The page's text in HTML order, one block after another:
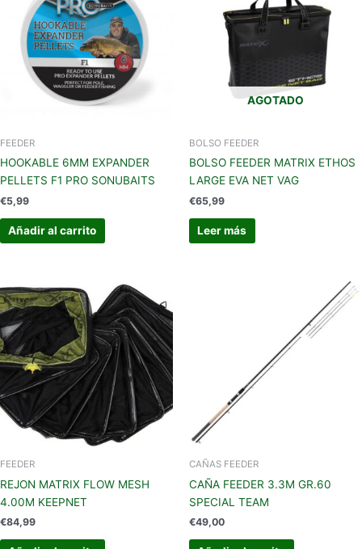
FEEDER
HOOKABLE 6MM EXPANDER
PELLETS F1 PRO SONUBAITS
€5,99
Añadir al carrito
AGOTADO
BOLSO FEEDER
BOLSO FEEDER MATRIX ETHOS
LARGE EVA NET VAG
€65,99
Leer más
FEEDER
REJON MATRIX FLOW MESH
4.00M KEEPNET
€84,99
CAÑAS FEEDER
CAÑA FEEDER 3.3M GR.60
SPECIAL TEAM
€49,00